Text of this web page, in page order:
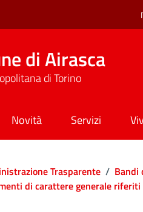
di Airasca
di Torino
Novità Servizi
Trasparente / Bandi
di carattere generale